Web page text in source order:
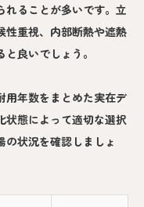
れることが多いです。立
性重視、内部断熱や遮熱
良いでしょう。
用年数をまとめた実在デ
状態によって適切な選択
状況を確認しましょ